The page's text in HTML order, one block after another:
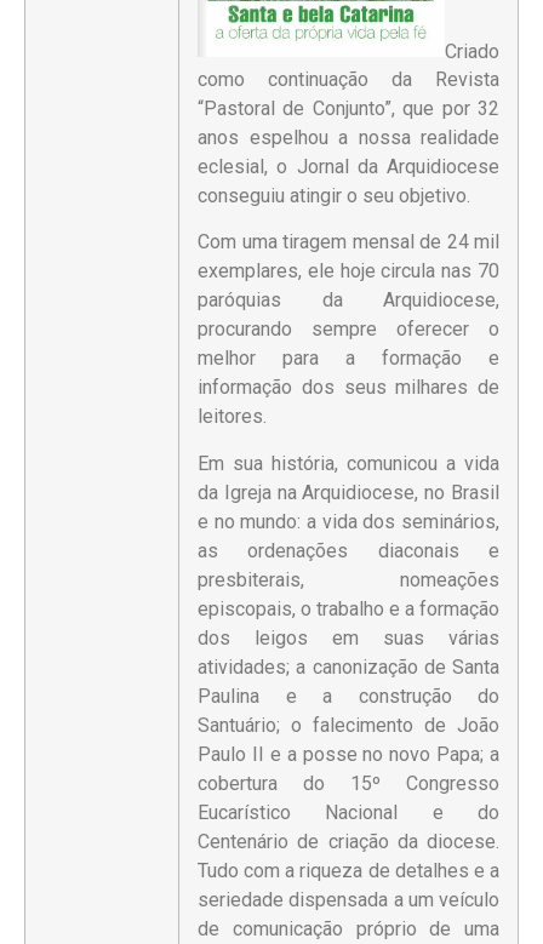
Criado
como continuação da Revista
“Pastoral de Conjunto”, que por 32
anos espelhou a nossa realidade
eclesial, o Jornal da Arquidiocese
conseguiu atingir o seu objetivo.
Com uma tiragem mensal de 24 mil
exemplares, ele hoje circula nas 70
paróquias da Arquidiocese,
procurando sempre oferecer o
melhor para a formação e
informação dos seus milhares de
leitores.
Em sua história, comunicou a vida
da Igreja na Arquidiocese, no Brasil
e no mundo: a vida dos seminários,
as ordenações diaconais e
presbiterais, nomeações
episcopais, o trabalho e a formação
dos leigos em suas várias
atividades; a canonização de Santa
Paulina e a construção do
Santuário; o falecimento de João
Paulo II e a posse no novo Papa; a
cobertura do 15º Congresso
Eucarístico Nacional e do
Centenário de criação da diocese.
Tudo com a riqueza de detalhes e a
seriedade dispensada a um veículo
de comunicação próprio de uma